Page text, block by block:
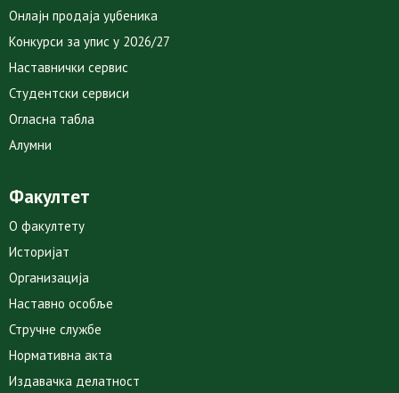
Онлајн продаја уџбеника
Конкурси за упис у 2026/27
Наставнички сервис
Студентски сервиси
Огласна табла
Алумни
Факултет
О факултету
Историјат
Организација
Наставно особље
Стручне службе
Нормативна акта
Издавачка делатност